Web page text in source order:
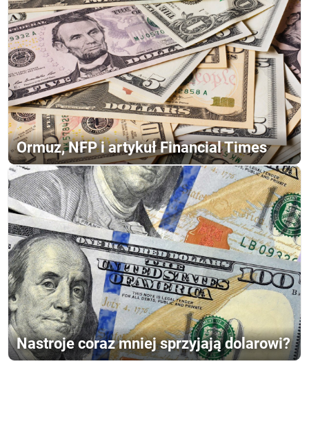
Ormuz, NFP i artykuł Financial Times
Nastroje coraz mniej sprzyjają dolarowi?